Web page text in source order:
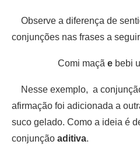
Observe a diferença de
conjunções nas frases a
Comi maçã e bebi
Nesse exemplo, a
afirmação foi adicionada a
suco gelado. Como a ideia é
conjunção aditiva.